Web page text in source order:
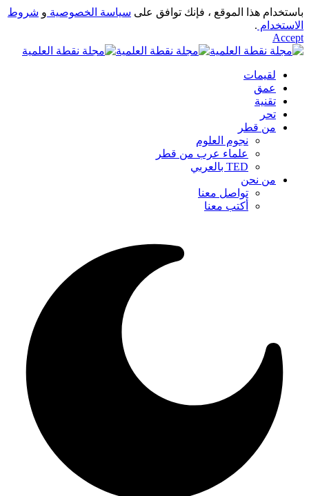
باستخدام هذا الموقع ، فإنك توافق على سياسة الخصوصية و شروط
الاستخدام .
Accept
لقيمات
عمق
تقنية
تحر
من قطر
نجوم العلوم
علماء عرب من قطر
TED بالعربي
من نحن
تواصل معنا
أكتب معنا